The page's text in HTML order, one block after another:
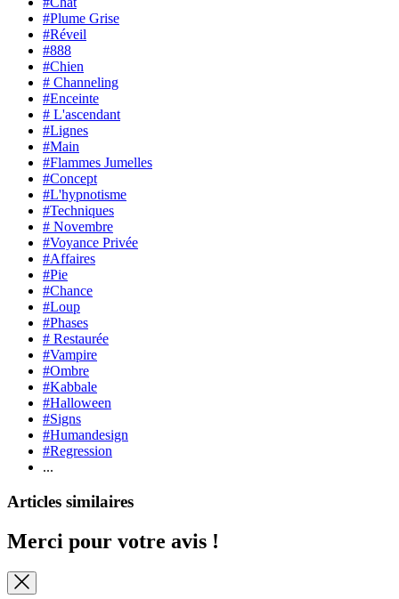
#Plume Grise
#Réveil
#888
#Chien
# Channeling
#Enceinte
# L'ascendant
#Lignes
#Main
#Flammes Jumelles
#Concept
#L'hypnotisme
#Techniques
# Novembre
#Voyance Privée
#Affaires
#Pie
#Chance
#Loup
#Phases
# Restaurée
#Vampire
#Ombre
#Kabbale
#Halloween
#Signs
#Humandesign
#Regression
...
Articles similaires
Merci pour votre avis !